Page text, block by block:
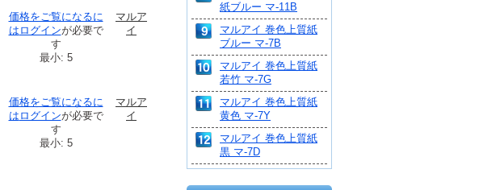
価格をご覧になるに
は ログインが必要で
す
最小: 5
マルア
イ
価格をご覧になるに
は ログインが必要で
す
最小: 5
マルア
イ
紙ブルー マ-11B
マルアイ 巻色上質紙
ブルー マ-7B
マルアイ 巻色上質紙
若竹 マ-7G
マルアイ 巻色上質紙
黄色 マ-7Y
マルアイ 巻色上質紙
黒 マ-7D